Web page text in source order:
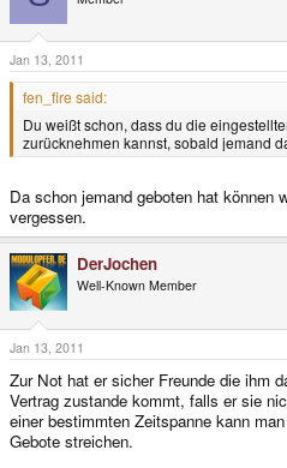
Jan 13, 2011
fen_fire said:
Du weißt schon, dass du die
zurücknehmen kannst, sobald jemand
Da schon jemand geboten hat können
vergessen.
DerJochen
Well-Known Member
Jan 13, 2011
Zur Not hat er sicher Freunde die ihm
Vertrag zustande kommt, falls er sie
einer bestimmten Zeitspanne kann
Gebote streichen.